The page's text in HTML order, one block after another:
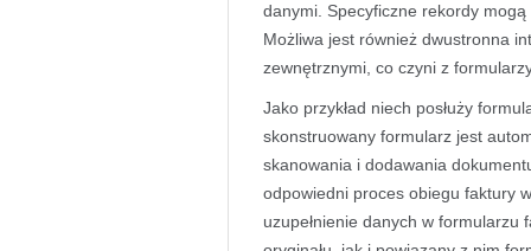
danymi. Specyficzne rekordy
Możliwa jest również dwustronna
zewnętrznymi, co czyni z
Jako przykład niech posłuży
skonstruowany formularz jest
skanowania i dodawania
odpowiedni proces obiegu faktury
uzupełnienie danych w